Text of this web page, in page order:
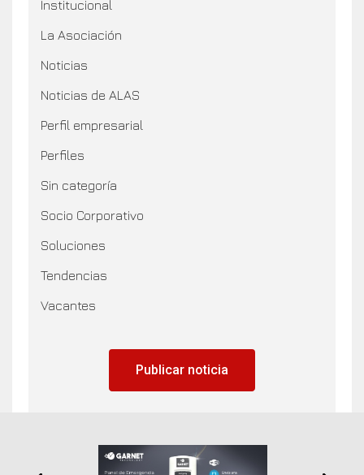
Institucional
La Asociación
Noticias
Noticias de ALAS
Perfil empresarial
Perfiles
Sin categoría
Socio Corporativo
Soluciones
Tendencias
Vacantes
Publicar noticia